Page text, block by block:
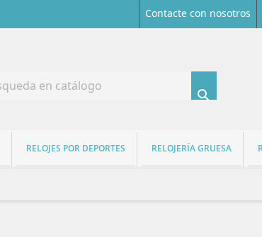
Contacte con nosotros

RELOJES POR DEPORTES RELOJERÍA GRUESA